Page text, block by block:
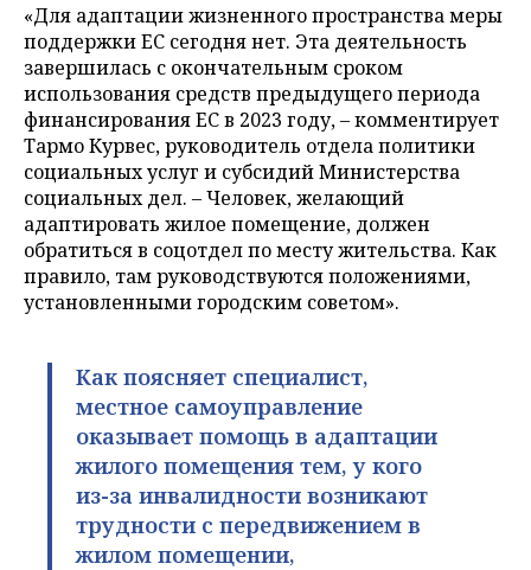
«Для адаптации жизненного пространства меры
поддержки ЕС сегодня нет. Эта деятельность
завершилась с окончательным сроком
использования средств предыдущего периода
финансирования ЕС в 2023 году, – комментирует
Тармо Курвес, руководитель отдела политики
социальных услуг и субсидий Министерства
социальных дел. – Человек, желающий
адаптировать жилое помещение, должен
обратиться в соцотдел по месту жительства. Как
правило, там руководствуются положениями,
установленными городским советом».
Как поясняет специалист,
местное самоуправление
оказывает помощь в адаптации
жилого помещения тем, у кого
из-за инвалидности возникают
трудности с передвижением в
жилом помещении,